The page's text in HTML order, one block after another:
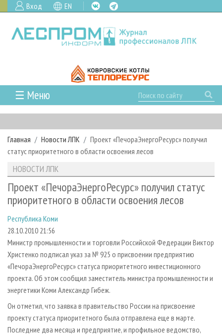
Вход EN
☰ Меню
ГЛАВНАЯ
РУБРИКИ И ТЕМЫ
РУБРИКИ ЖУРНАЛА
ЛЕСОЗАГОТОВКА
ЛЕСОПИЛЕНИЕ
СУШКА ДРЕВЕСИНЫ
ПРОИЗВОДСТВО ДРЕВЕСНЫХ ПЛИТ
ДЕРЕВЯННОЕ ДОМОСТРОЕНИЕ
ПРОИЗВОДСТВО МЕБЕЛИ
БИОЭНЕРГЕТИКА
ЦБП
ИНСТРУМЕНТ И МАТЕРИАЛЫ
НОВОСТИ
НОВОСТИ ЛПК
НОВОСТИ ЖУРНАЛА
ПРОЕКТЫ ЛПИ
АНАЛИТИКА
ПРЕДПРИЯТИЯ ЛПК
ПЕРСОНЫ
МОБИЛЬНЫЕ ВЫСТАВКИ
ОФИЦИАЛЬНЫЕ ДЕЛЕГАЦИИ
ПРИОРИТЕТНЫЕ ИНВЕСТПРОЕКТЫ
RUSSIAN FORESTRY REVIEW
ГАЗЕТА ЛЕСПРОМФОРУМ
БИБЛИОТЕКА СПЕЦИАЛИСТА
АРХИВ ЖУРНАЛОВ
СТАТЬИ
О ЖУРНАЛЕ
ПОДПИСКА
КОНТАКТЫ
РЕКЛАМОДАТЕЛЯМ
РЕКЛАМА
РЕКЛАМА НА САЙТЕ
Главная Новости ЛПК
Проект «ПечораЭнергоРесурс» получил
статус приоритетного в области освоения лесов
НОВОСТИ ЛПК
Проект «ПечораЭнергоРесурс» получил статус
приоритетного в области освоения лесов
Республика Коми
28.10.2010 21:56
Министр промышленности и торговли Российской Федерации Виктор
Христенко подписал указ за № 925 о присвоении предприятию
«ПечораЭнергоРесурс» статуса приоритетного инвестиционного
проекта. Об этом сообщил заместитель министра промышленности и
энергетики Коми Александр Гибеж.
Он отметил, что заявка в правительство России на присвоение
проекту статуса приоритетного была отправлена еще в марте.
Последние два месяца и предприятие, и профильное ведомство,